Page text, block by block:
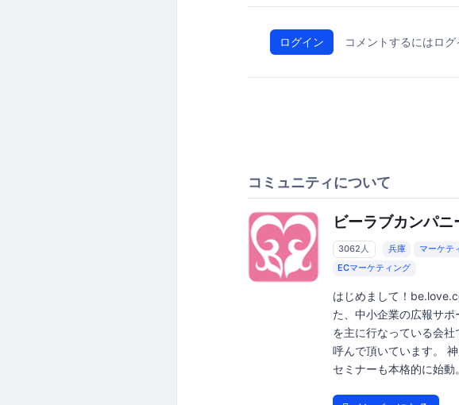
ログイン コメントするにはログ
コミュニティについて
ビーラブカンパ
3062人 兵庫 マーケテ
ECマーケティング
はじめまして！
た、中小企業の広報サ
を主に行なっている会
呼んで頂いています。
セミナーも本格的に始